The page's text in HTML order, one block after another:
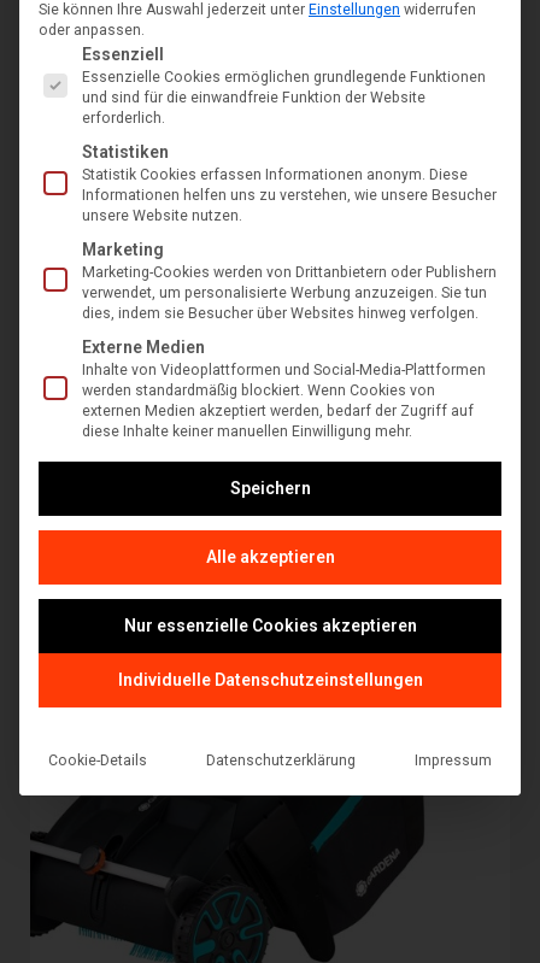
Wolf Turbo Nachsaat LR 25
€15,30€10,90 inkl. MwSt
In den Warenkorb
Sie können Ihre Auswahl jederzeit unter Einstellungen widerrufen
oder anpassen.
Es folgt eine Liste der Service-Gruppen, für die eine
Essenziell
Essenzielle Cookies ermöglichen grundlegende Funktionen
und sind für die einwandfreie Funktion der Website
erforderlich.
Statistiken
Statistik Cookies erfassen Informationen anonym. Diese
Informationen helfen uns zu verstehen, wie unsere Besucher
unsere Website nutzen.
Marketing
Marketing-Cookies werden von Drittanbietern oder Publishern
verwendet, um personalisierte Werbung anzuzeigen. Sie tun
dies, indem sie Besucher über Websites hinweg verfolgen.
Externe Medien
Inhalte von Videoplattformen und Social-Media-Plattformen
werden standardmäßig blockiert. Wenn Cookies von
externen Medien akzeptiert werden, bedarf der Zugriff auf
diese Inhalte keiner manuellen Einwilligung mehr.
Speichern
Alle akzeptieren
Nur essenzielle Cookies akzeptieren
Individuelle Datenschutzeinstellungen
Cookie-Details Datenschutzerklärung Impressum